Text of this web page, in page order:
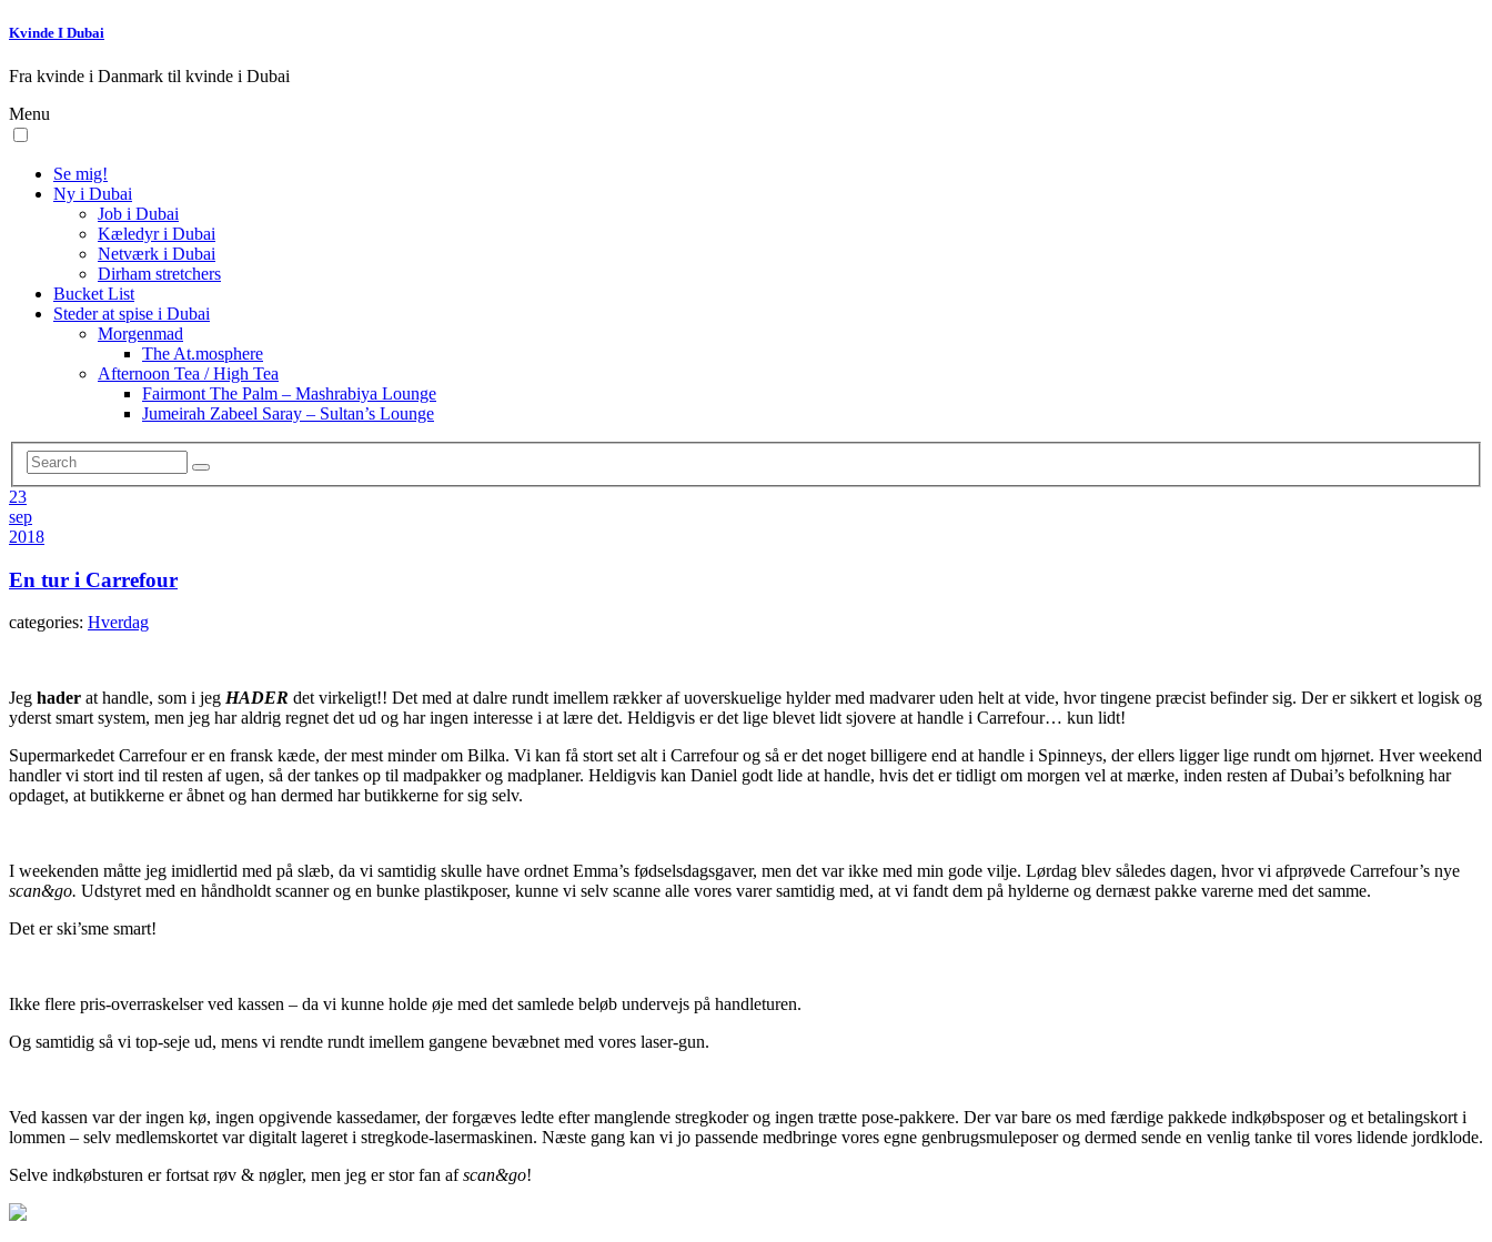
Kvinde I Dubai
Fra kvinde i Danmark til kvinde i Dubai
Menu
Se mig!
Ny i Dubai
Job i Dubai
Kæledyr i Dubai
Netværk i Dubai
Dirham stretchers
Bucket List
Steder at spise i Dubai
Morgenmad
The At.mosphere
Afternoon Tea / High Tea
Fairmont The Palm – Mashrabiya Lounge
Jumeirah Zabeel Saray – Sultan’s Lounge
23
sep
2018
En tur i Carrefour
categories: Hverdag
Jeg hader at handle, som i jeg HADER det virkeligt!! Det med at dalre rundt imellem rækker af uoverskuelige hylder med madvarer uden helt at vide, hvor tingene præcist befinder sig. Der er sikkert et logisk og
yderst smart system, men jeg har aldrig regnet det ud og har ingen interesse i at lære det. Heldigvis er det lige blevet lidt sjovere at handle i Carrefour… kun lidt!
Supermarkedet Carrefour er en fransk kæde, der mest minder om Bilka. Vi kan få stort set alt i Carrefour og så er det noget billigere end at handle i Spinneys, der ellers ligger lige rundt om hjørnet. Hver weekend
handler vi stort ind til resten af ugen, så der tankes op til madpakker og madplaner. Heldigvis kan Daniel godt lide at handle, hvis det er tidligt om morgen vel at mærke, inden resten af Dubai’s befolkning har
opdaget, at butikkerne er åbnet og han dermed har butikkerne for sig selv.
I weekenden måtte jeg imidlertid med på slæb, da vi samtidig skulle have ordnet Emma’s fødselsdagsgaver, men det var ikke med min gode vilje. Lørdag blev således dagen, hvor vi afprøvede Carrefour’s nye
scan&go. Udstyret med en håndholdt scanner og en bunke plastikposer, kunne vi selv scanne alle vores varer samtidig med, at vi fandt dem på hylderne og dernæst pakke varerne med det samme.
Det er ski’sme smart!
Ikke flere pris-overraskelser ved kassen – da vi kunne holde øje med det samlede beløb undervejs på handleturen.
Og samtidig så vi top-seje ud, mens vi rendte rundt imellem gangene bevæbnet med vores laser-gun.
Ved kassen var der ingen kø, ingen opgivende kassedamer, der forgæves ledte efter manglende stregkoder og ingen trætte pose-pakkere. Der var bare os med færdige pakkede indkøbsposer og et betalingskort i
lommen – selv medlemskortet var digitalt lageret i stregkode-lasermaskinen. Næste gang kan vi jo passende medbringe vores egne genbrugsmuleposer og dermed sende en venlig tanke til vores lidende jordklode.
Selve indkøbsturen er fortsat røv & nøgler, men jeg er stor fan afscan&go!